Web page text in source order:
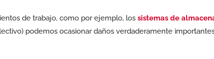
de trabajo, como por ejemplo, los sistemas de
podemos ocasionar daños verdaderamente